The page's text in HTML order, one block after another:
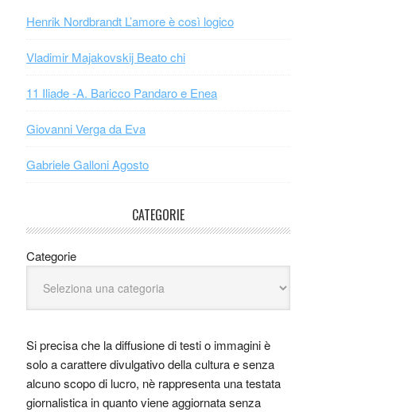
Henrik Nordbrandt L’amore è così logico
Vladimir Majakovskij Beato chi
11 Iliade -A. Baricco Pandaro e Enea
Giovanni Verga da Eva
Gabriele Galloni Agosto
CATEGORIE
Categorie
Si precisa che la diffusione di testi o immagini è
solo a carattere divulgativo della cultura e senza
alcuno scopo di lucro, nè rappresenta una testata
giornalistica in quanto viene aggiornata senza